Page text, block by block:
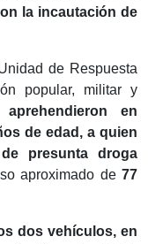
la incautación de
de Respuesta
popular, militar y
aprehendieron en
de edad, a quien
presunta droga
aproximado de77
dos vehículos, en